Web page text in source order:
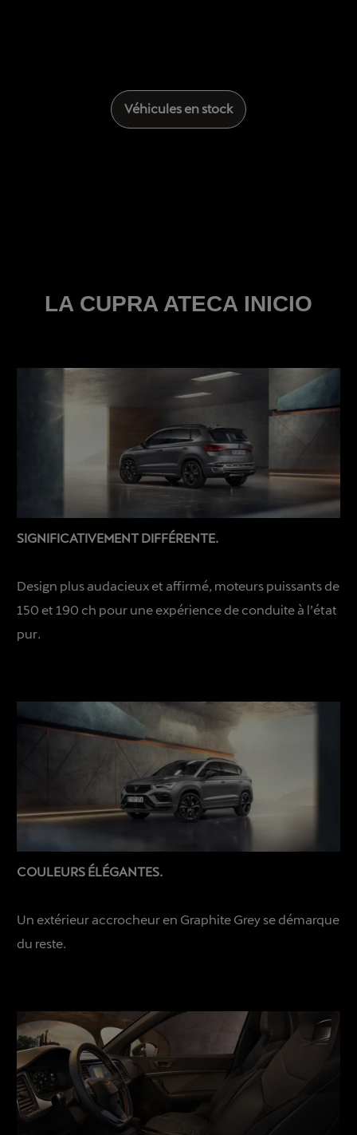
Véhicules en stock
LA CUPRA ATECA INICIO
SIGNIFICATIVEMENT DIFFÉRENTE.
Design plus audacieux et affirmé, moteurs puissants de
150 et 190 ch pour une expérience de conduite à l’état
pur.
COULEURS ÉLÉGANTES.
Un extérieur accrocheur en Graphite Grey se démarque
du reste.